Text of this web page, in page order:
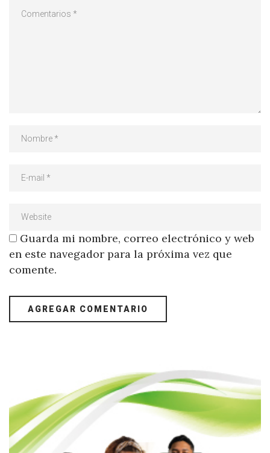
Guarda mi nombre, correo electrónico y web
en este navegador para la próxima vez que
comente.